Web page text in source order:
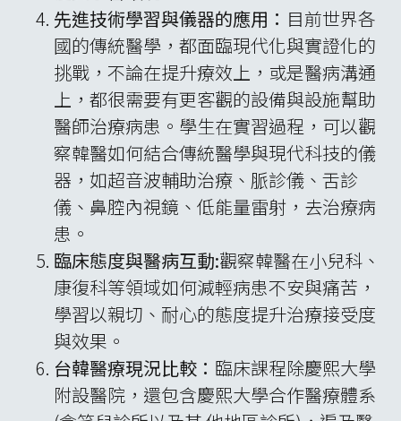
先進技術學習與儀器的應用： 目前世界各
國的傳統醫學，都面臨現代化與實證化的
挑戰，不論在提升療效上，或是醫病溝通
上，都很需要有更客觀的設備與設施幫助
醫師治療病患。學生在實習過程，可以觀
察韓醫如何結合傳統醫學與現代科技的儀
器，如超音波輔助治療、脈診儀、舌診
儀、鼻腔內視鏡、低能量雷射，去治療病
患。
臨床態度與醫病互動:觀察韓醫在小兒科、
康復科等領域如何減輕病患不安與痛苦，
學習以親切、耐心的態度提升治療接受度
與效果。
台韓醫療現況比較： 臨床課程除慶熙大學
附設醫院，還包含慶熙大學合作醫療體系